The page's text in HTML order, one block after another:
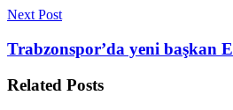
Next Post
Trabzonspor’da yeni başkan
Related Posts